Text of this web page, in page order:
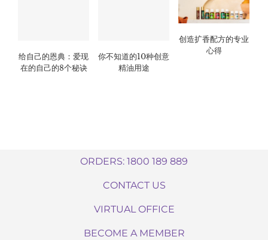
给自己的恩典：爱现
在的自己的8个秘诀
你不知道的10种创意
精油用途
创造扩香配方的专业
心得
ORDERS: 1800 189 889
CONTACT US
VIRTUAL OFFICE
BECOME A MEMBER